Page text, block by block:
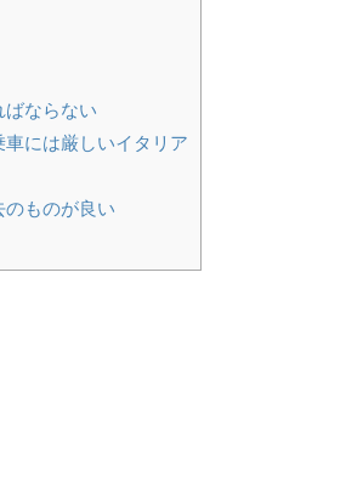
ばならない
には厳しいイタリア
のものが良い